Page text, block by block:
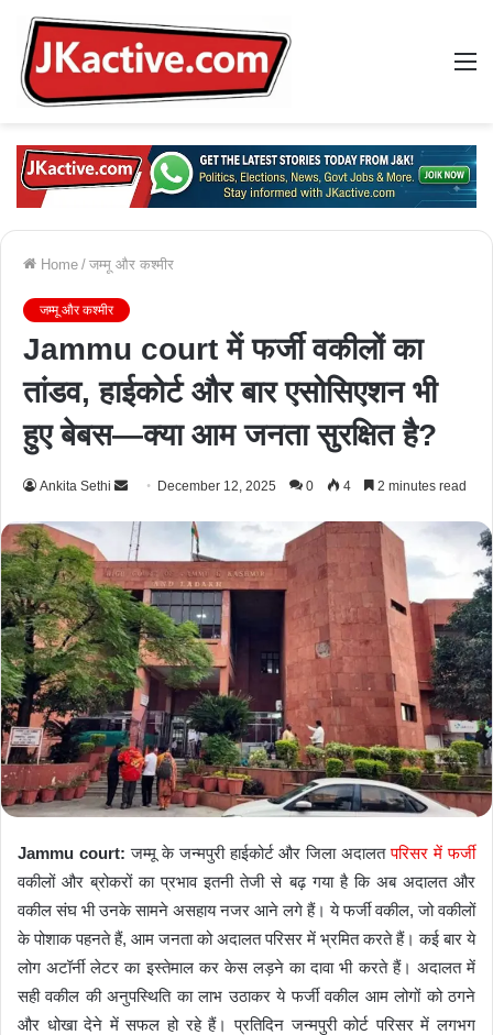
Home / जम्मू और कश्मीर
जम्मू और कश्मीर
Jammu court में फर्जी वकीलों का
तांडव, हाईकोर्ट और बार एसोसिएशन भी
हुए बेबस—क्या आम जनता सुरक्षित है?
Ankita Sethi
n
d
a
n
e
m
a
i
l
December 12, 2025 0 4 2 minutes read
Jammu court: जम्मू के जन्मपुरी हाईकोर्ट और जिला अदालतपरिसर में फर्जी
वकीलों और ब्रोकरों का प्रभाव इतनी तेजी से बढ़ गया है कि अब अदालत और
वकील संघ भी उनके सामने असहाय नजर आने लगे हैं। ये फर्जी वकील, जो वकीलों
के पोशाक पहनते हैं, आम जनता को अदालत परिसर में भ्रमित करते हैं। कई बार ये
लोग अटॉर्नी लेटर का इस्तेमाल कर केस लड़ने का दावा भी करते हैं। अदालत में
सही वकील की अनुपस्थिति का लाभ उठाकर ये फर्जी वकील आम लोगों को ठगने
और धोखा देने में सफल हो रहे हैं। प्रतिदिन जन्मपुरी कोर्ट परिसर में लगभग